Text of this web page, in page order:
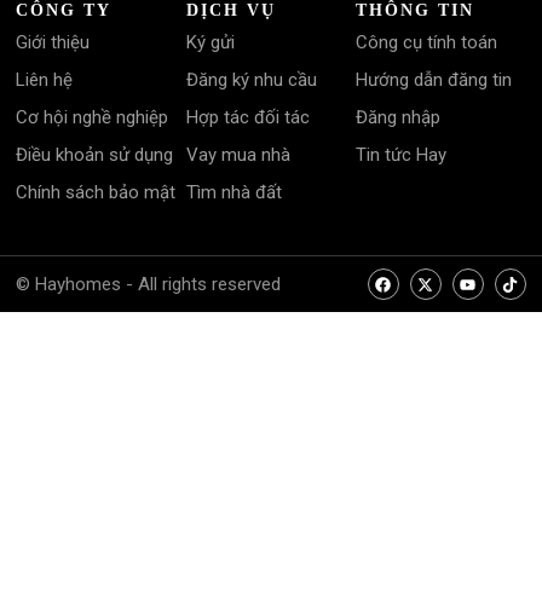
CÔNG TY
Giới thiệu
Liên hệ
Cơ hội nghề nghiệp
Điều khoản sử dụng
Chính sách bảo mật
DỊCH VỤ
Ký gửi
Đăng ký nhu cầu
Hợp tác đối tác
Vay mua nhà
Tìm nhà đất
THÔNG TIN
Công cụ tính toán
Hướng dẫn đăng tin
Đăng nhập
Tin tức Hay
© Hayhomes - All rights reserved